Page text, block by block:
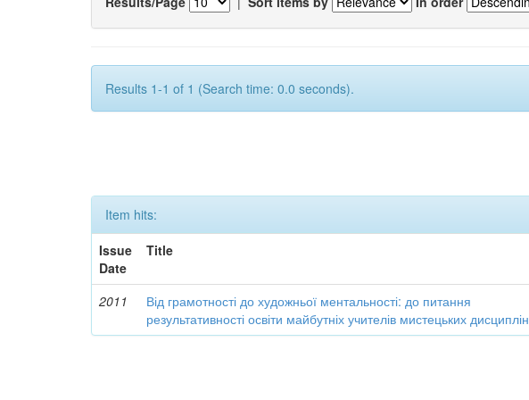
Results 1-1 of 1 (Search time: 0.0 seconds).
Item hits:
Issue
Date
Title
2011
Від грамотності до художньої ментальності: до питання
результативності освіти майбутніх учителів мистецьких дисциплін